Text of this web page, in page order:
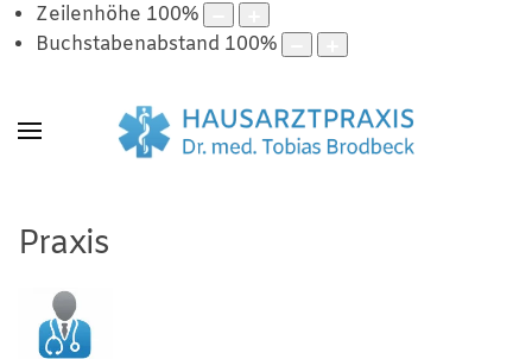
Zeilenhöhe 100%
Buchstabenabstand 100%
Praxis